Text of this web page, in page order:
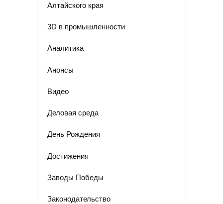
Алтайского края
3D в промышленности
Аналитика
Анонсы
Видео
Деловая среда
День Рождения
Достижения
Заводы Победы
Законодательство